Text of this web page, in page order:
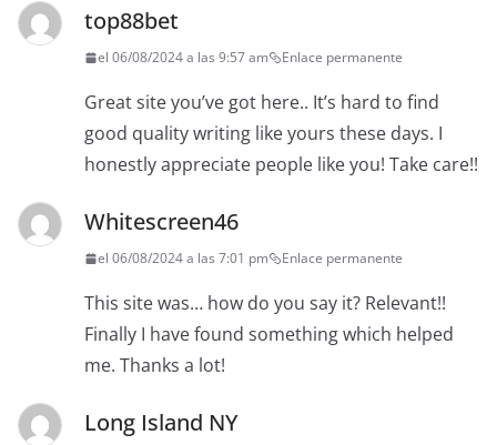
top88bet
el 06/08/2024 a las 9:57 am Enlace permanente
Great site you’ve got here.. It’s hard to find
good quality writing like yours these days. I
honestly appreciate people like you! Take care!!
Whitescreen46
el 06/08/2024 a las 7:01 pm Enlace permanente
This site was… how do you say it? Relevant!!
Finally I have found something which helped
me. Thanks a lot!
Long Island NY